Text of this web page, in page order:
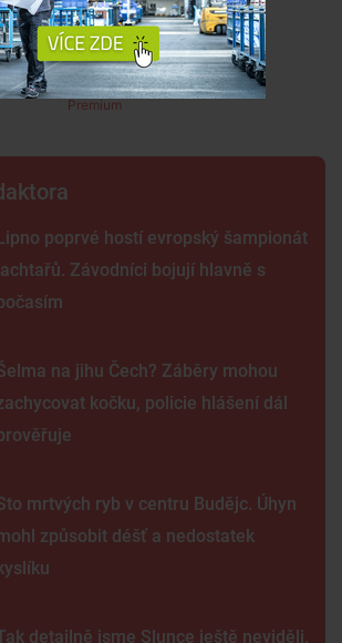
Premium
poprvé hostí evropský šampionát
Závodníci bojují hlavně s
na jihu Čech? Záběry mohou
kočku, policie hlášení dál
mrtvých ryb v centru Budějc. Úhyn
způsobit déšť a nedostatek
detailně jsme Slunce ještě neviděli.